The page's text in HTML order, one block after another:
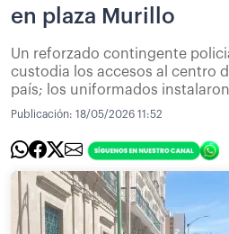
en plaza Murillo
Un reforzado contingente
custodia los accesos al centro
país; los uniformados
Publicación: 18/05/2026 11:52